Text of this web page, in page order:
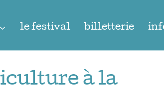
le festival billetterie
à la